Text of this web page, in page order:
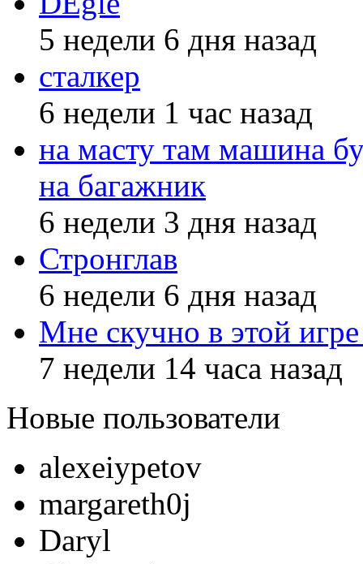
5 недели 6 дня назад
сталкер
6 недели 1 час назад
на масту там машина
на багажник
6 недели 3 дня назад
Стронглав
6 недели 6 дня назад
Мне скучно в этой
7 недели 14 часа назад
Новые пользователи
alexeiypetov
margareth0j
Daryl